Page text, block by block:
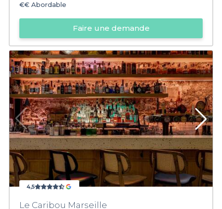
€€ Abordable
Faire une demande
4,5
Le Caribou Marseille